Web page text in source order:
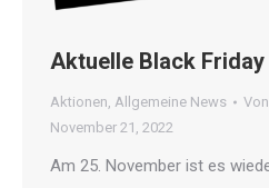
Aktuelle Black
Aktionen, Allgemeine News Von
November 21, 2022
Am 25. November ist es